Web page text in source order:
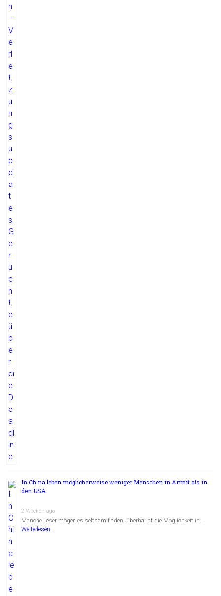
In China leben möglicherweise weniger Menschen in Armut als in
den USA
2 Wochen ago
Manche Leser mögen es seltsam finden, überhaupt die Möglichkeit in …
Weiterlesen...